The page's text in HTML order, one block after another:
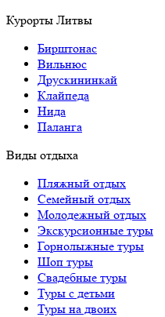
Курорты Литвы
Бирштонас
Вильнюс
Друскининкай
Клайпеда
Нида
Паланга
Виды отдыха
Пляжный отдых
Семейный отдых
Молодежный отдых
Экскурсионные туры
Горнолыжные туры
Шоп туры
Свадебные туры
Туры с детьми
Туры на двоих